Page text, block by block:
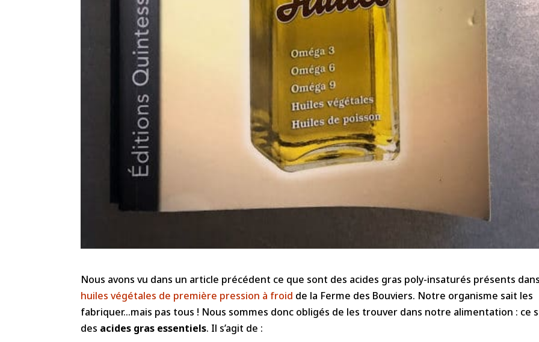
Nous avons vu dans un article précédent ce que sont des acides gras poly-insaturés présents
huiles végétales de première pression à froid de la Ferme des Bouviers. Notre organisme sait les
fabriquer…mais pas tous ! Nous sommes donc obligés de les trouver dans notre alimentation : ce
des acides gras essentiels. Il s’agit de :